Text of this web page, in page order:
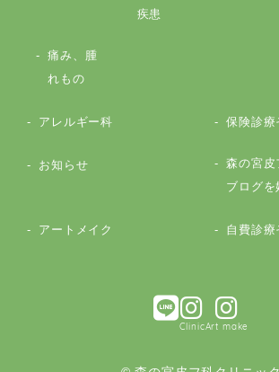
疾患
痛み、腫
れもの
アレルギー科 保険診療
お知らせ
森の宮皮
ブログを
アートメイク 自費診療
ClinicArt make